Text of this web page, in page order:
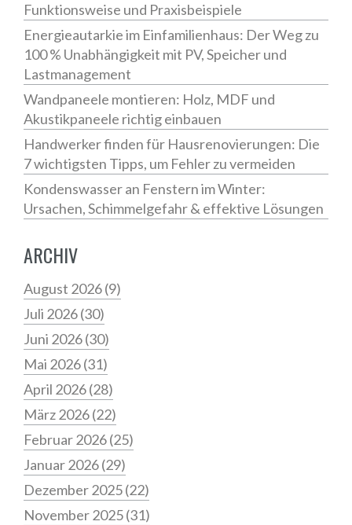
Funktionsweise und Praxisbeispiele
Energieautarkie im Einfamilienhaus: Der Weg zu
100 % Unabhängigkeit mit PV, Speicher und
Lastmanagement
Wandpaneele montieren: Holz, MDF und
Akustikpaneele richtig einbauen
Handwerker finden für Hausrenovierungen: Die
7 wichtigsten Tipps, um Fehler zu vermeiden
Kondenswasser an Fenstern im Winter:
Ursachen, Schimmelgefahr & effektive Lösungen
ARCHIV
August 2026(9)
Juli 2026(30)
Juni 2026(30)
Mai 2026(31)
April 2026(28)
März 2026(22)
Februar 2026(25)
Januar 2026(29)
Dezember 2025(22)
November 2025(31)